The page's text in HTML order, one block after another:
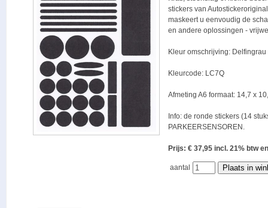
stickers van
maskeert u eenvoudig de
en andere oplossingen -
Kleur omschrijving: Delfingrau
Kleurcode: LC7Q
Afmeting A6 formaat: 14,7 x
Info: de ronde stickers (14
PARKEERSENSOREN.
Prijs: € 37,95 incl. 21% btw
aantal